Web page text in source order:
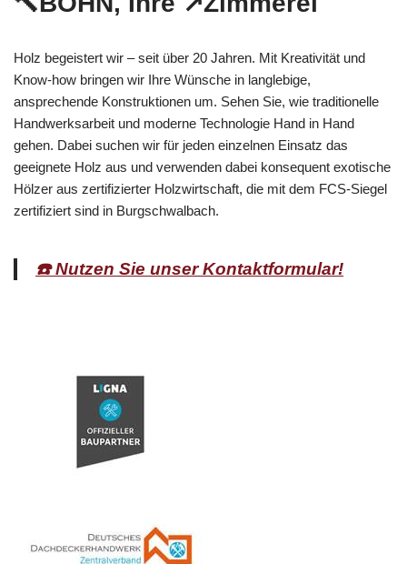
Holz begeistert wir – seit über 20 Jahren. Mit Kreativität und
Know-how bringen wir Ihre Wünsche in langlebige,
ansprechende Konstruktionen um. Sehen Sie, wie traditionelle
Handwerksarbeit und moderne Technologie Hand in Hand
gehen. Dabei suchen wir für jeden einzelnen Einsatz das
geeignete Holz aus und verwenden dabei konsequent exotische
Hölzer aus zertifizierter Holzwirtschaft, die mit dem FCS-Siegel
zertifiziert sind in Burgschwalbach.
☎️ Nutzen Sie unser Kontaktformular!